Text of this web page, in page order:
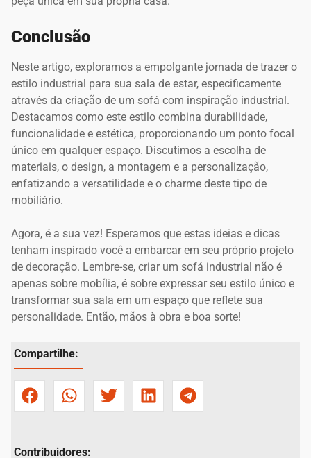
Conclusão
Neste artigo, exploramos a empolgante jornada de trazer o
estilo industrial para sua sala de estar, especificamente
através da criação de um sofá com inspiração industrial.
Destacamos como este estilo combina durabilidade,
funcionalidade e estética, proporcionando um ponto focal
único em qualquer espaço. Discutimos a escolha de
materiais, o design, a montagem e a personalização,
enfatizando a versatilidade e o charme deste tipo de
mobiliário.
Agora, é a sua vez! Esperamos que estas ideias e dicas
tenham inspirado você a embarcar em seu próprio projeto
de decoração. Lembre-se, criar um sofá industrial não é
apenas sobre mobília, é sobre expressar seu estilo único e
transformar sua sala em um espaço que reflete sua
personalidade. Então, mãos à obra e boa sorte!
Contribuidores:
Compartilhe: